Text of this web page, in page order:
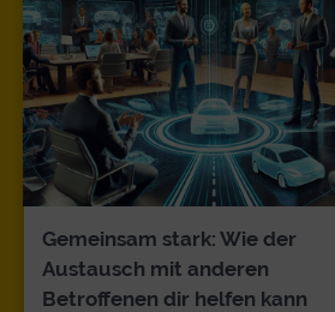
Gemeinsam stark: Wie der
Austausch mit anderen
Betroffenen dir helfen kann